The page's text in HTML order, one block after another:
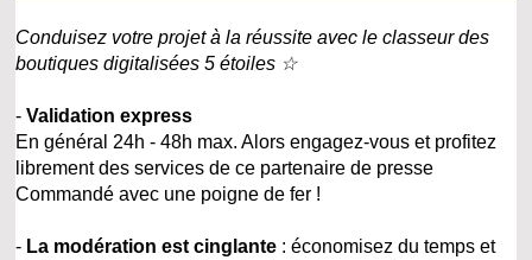
Conduisez votre projet à la réussite avec le classeur des
boutiques digitalisées 5 étoiles ☆
-Validation express
En général 24h - 48h max. Alors engagez-vous et profitez
librement des services de ce partenaire de presse
Commandé avec une poigne de fer !
- La modération est cinglante : économisez du temps et